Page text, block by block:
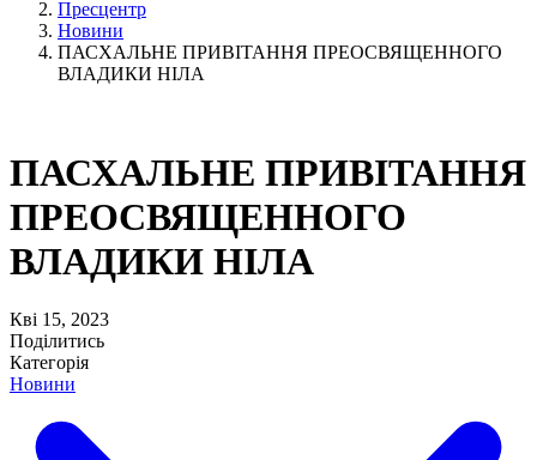
Пресцентр
Новини
ПАСХАЛЬНЕ ПРИВІТАННЯ ПРЕОСВЯЩЕННОГО
ВЛАДИКИ НІЛА
ПАСХАЛЬНЕ ПРИВІТАННЯ
ПРЕОСВЯЩЕННОГО
ВЛАДИКИ НІЛА
Кві 15, 2023
Поділитись
Категорія
Новини